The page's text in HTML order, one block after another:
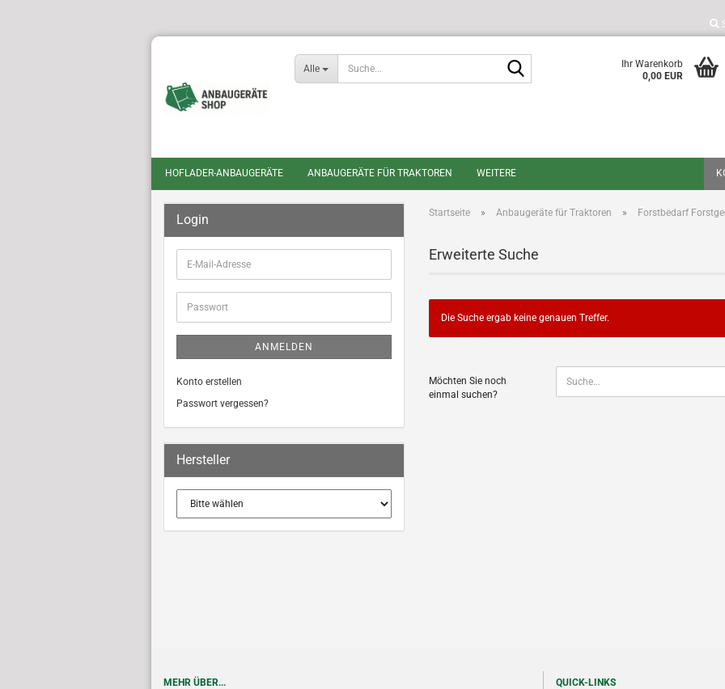
Alle
Ihr Warenkorb
0,00 EUR
HOFLADER-ANBAUGERÄTE ANBAUGERÄTE FÜR TRAKTOREN WEITERE
Startseite » Anbaugeräte für Traktoren » Forstbedarf
Erweiterte Suche
Die Suche ergab keine genauen Treffer.
SIE
NOCH
Möchten Sie noch
einmal suchen?
Login
E-
Mail-
Adresse
Passwort
ANMELDEN
Konto erstellen
Passwort vergessen?
Hersteller
MEHR ÜBER... QUICK-LINKS